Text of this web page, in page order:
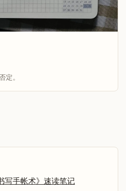
定。
写手帐术》速读笔记